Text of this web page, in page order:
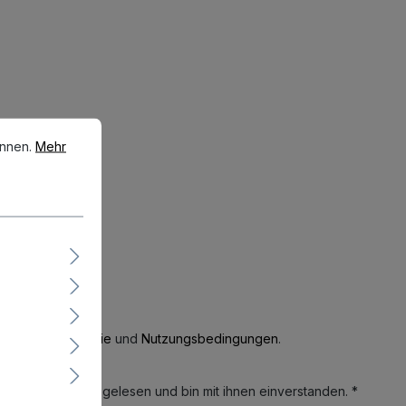
und Nutzungsbedingungen.
gelesen und bin mit ihnen einverstanden. *
Mehr Informationen ...
Mehr